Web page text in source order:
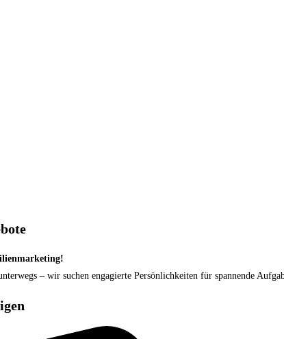
– wir suchen engagierte Persönlichkeiten für spannende